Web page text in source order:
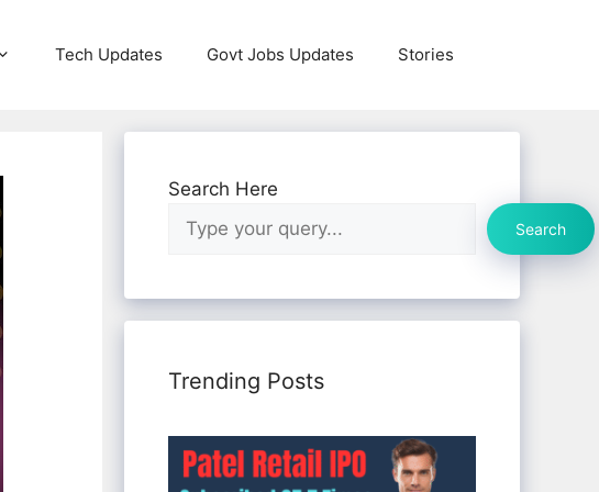
Tech Updates Govt Jobs Updates Stories
Search Here
Search
Trending Posts